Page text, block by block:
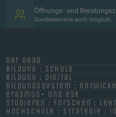
Öffnungs- und
Sondertermine auch möglich.
der oead
bildung : schule
bildung : digital
bildungssystem :
erasmus+ und esk
studieren : forschen :
hochschule : strategie :